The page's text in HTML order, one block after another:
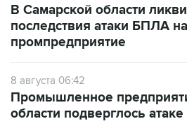
В Самарской области
последствия атаки БПЛА на
промпредприятие
8 августа 06:42
Промышленное
области подверглось